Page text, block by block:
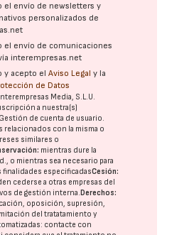
el envío de newsletters y
personalizados de
el envío de comunicaciones
interempresas.net
y acepto elAviso Legal y la
de Datos
Media, S.L.U.
a nuestra(s)
de cuenta de usuario.
relacionados con la misma o
similares o
mientras dure la
o mientras sea necesario para
finalidades especificadasCesión:
cederse a otras empresas del
de gestión interna.Derechos:
oposición, supresión,
del tratatamiento y
contacte con